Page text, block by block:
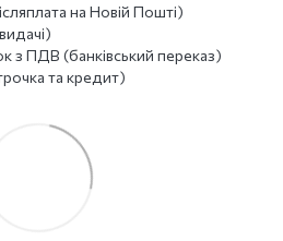
на Новій Пошті)
з ПДВ (банківський переказ)
та кредит)